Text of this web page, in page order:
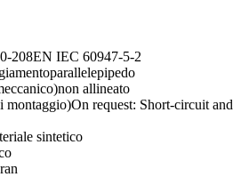
208EN IEC 60947-5-2
parallelepipedo
non allineato
montaggio)On request: Short-circuit and
sintetico